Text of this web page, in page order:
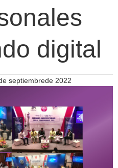
digital
septiembrede 2022